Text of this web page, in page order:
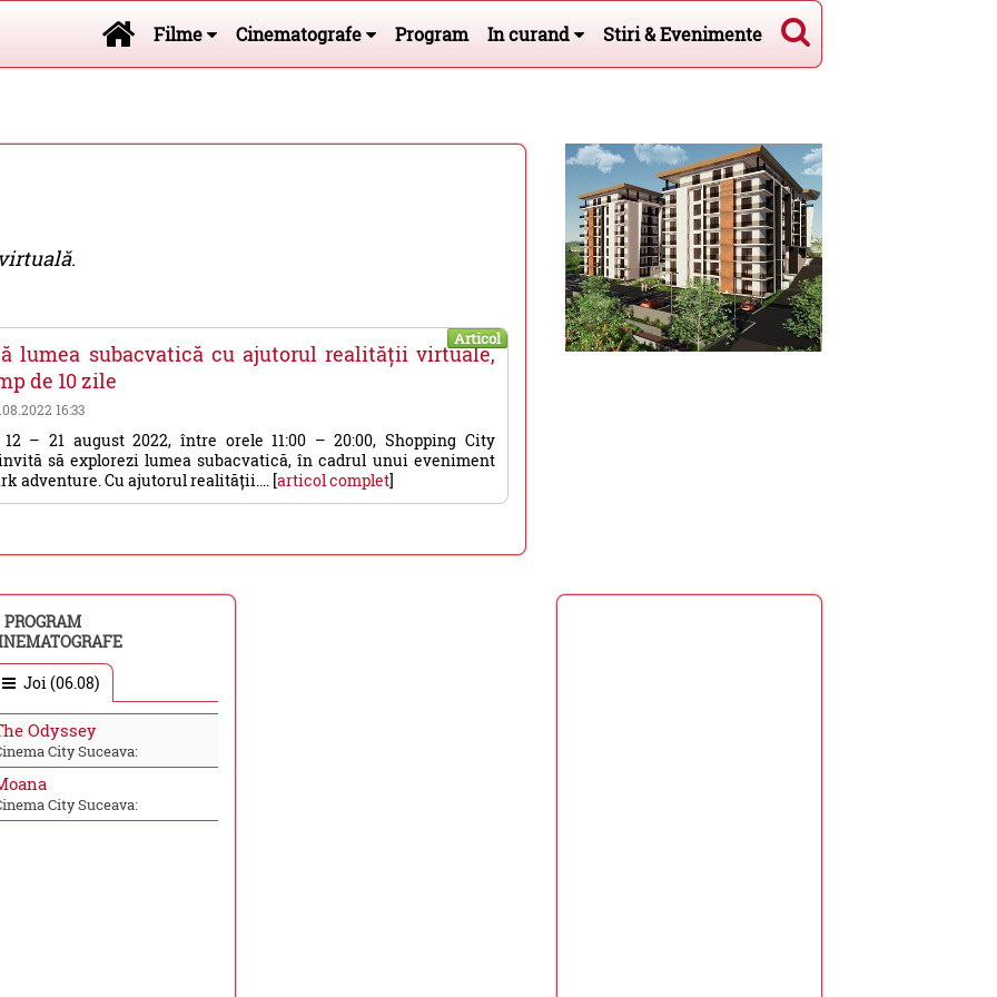
Filme Cinematografe Program In curand Stiri & Evenimente
.
Articol
lumea subacvatică cu ajutorul realității virtuale,
de 10 zile
16:33
– 21 august 2022, între orele 11:00 – 20:00, Shopping City
să explorezi lumea subacvatică, în cadrul unui eveniment
adventure. Cu ajutorul realității.... [articol complet]
PROGRAM
Joi (06.08)
Odyssey
City Suceava:
City Suceava: